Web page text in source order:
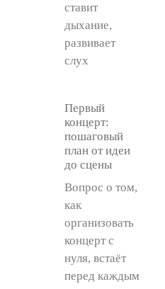
ставит
дыхание,
развивает
слух
Первый
концерт:
пошаговый
план от идеи
до сцены
Вопрос о том,
как
организовать
концерт с
нуля, встаёт
перед каждым